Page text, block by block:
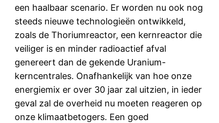
een haalbaar scenario. Er worden nu ook nog
steeds nieuwe technologieën ontwikkeld,
zoals de Thoriumreactor, een kernreactor die
veiliger is en minder radioactief afval
genereert dan de gekende Uranium-
kerncentrales. Onafhankelijk van hoe onze
energiemix er over 30 jaar zal uitzien, in ieder
geval zal de overheid nu moeten reageren op
onze klimaatbetogers. Een goed